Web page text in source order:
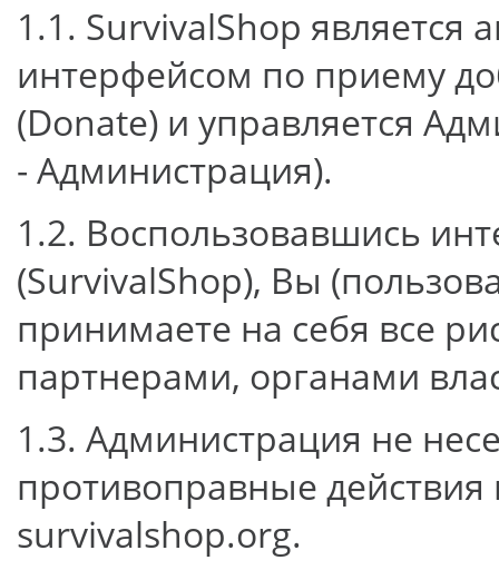
1.1. SurvivalShop
интерфейсом по приему
(Donate) и управляется
- Администрация).
1.2. Воспользовавшись
(SurvivalShop), Вы
принимаете на себя все
партнерами, органами
1.3. Администрация не
противоправные действия
survivalshop.org.